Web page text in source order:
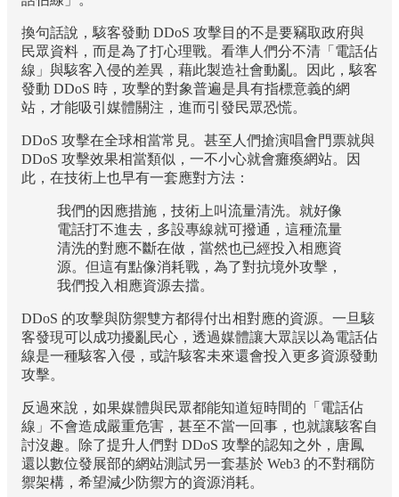
換句話說，駭客發動 DDoS 攻擊目的不是要竊取政府與
民眾資料，而是為了打心理戰。看準人們分不清「電話佔
線」與駭客入侵的差異，藉此製造社會動亂。因此，駭客
發動 DDoS 時，攻擊的對象普遍是具有指標意義的網
站，才能吸引媒體關注，進而引發民眾恐慌。
DDoS 攻擊在全球相當常見。甚至人們搶演唱會門票就與
DDoS 攻擊效果相當類似，一不小心就會癱瘓網站。因
此，在技術上也早有一套應對方法：
我們的因應措施，技術上叫流量清洗。就好像
電話打不進去，多設專線就可撥通，這種流量
清洗的對應不斷在做，當然也已經投入相應資
源。但這有點像消耗戰，為了對抗境外攻擊，
我們投入相應資源去擋。
DDoS 的攻擊與防禦雙方都得付出相對應的資源。一旦駭
客發現可以成功擾亂民心，透過媒體讓大眾誤以為電話佔
線是一種駭客入侵，或許駭客未來還會投入更多資源發動
攻擊。
反過來說，如果媒體與民眾都能知道短時間的「電話佔
線」不會造成嚴重危害，甚至不當一回事，也就讓駭客自
討沒趣。除了提升人們對 DDoS 攻擊的認知之外，唐鳳
還以數位發展部的網站測試另一套基於 Web3 的不對稱防
禦架構，希望減少防禦方的資源消耗。